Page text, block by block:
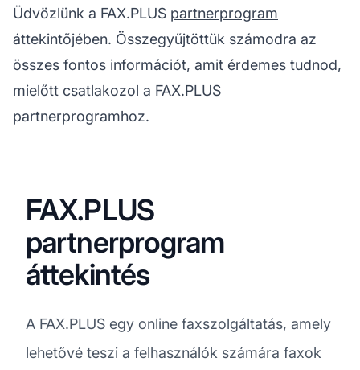
Üdvözlünk a FAX.PLUS partnerprogram
áttekintőjében. Összegyűjtöttük számodra az
összes fontos információt, amit érdemes tudnod,
mielőtt csatlakozol a FAX.PLUS
partnerprogramhoz.
FAX.PLUS
partnerprogram
áttekintés
A FAX.PLUS egy online faxszolgáltatás, amely
lehetővé teszi a felhasználók számára faxok